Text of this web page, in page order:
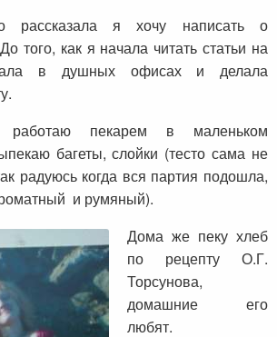
рассказала я хочу написать о
того, как я начала читать статьи на
в душных офисах и делала
пекарем в маленьком
багеты, слойки (тесто сама не
радуюсь когда вся партия подошла,
и румяный).
Дома же пеку хлеб
по рецепту О.Г.
Торсунова,
домашние его
любят.